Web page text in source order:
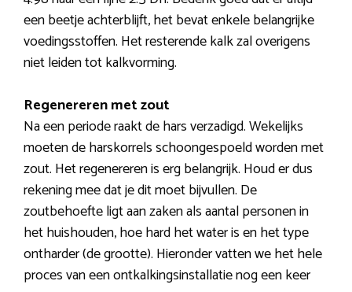
een beetje achterblijft, het bevat enkele belangrijke
voedingsstoffen. Het resterende kalk zal overigens
niet leiden tot kalkvorming.
Regenereren met zout
Na een periode raakt de hars verzadigd. Wekelijks
moeten de harskorrels schoongespoeld worden met
zout. Het regenereren is erg belangrijk. Houd er dus
rekening mee dat je dit moet bijvullen. De
zoutbehoefte ligt aan zaken als aantal personen in
het huishouden, hoe hard het water is en het type
ontharder (de grootte). Hieronder vatten we het hele
proces van een ontkalkingsinstallatie nog een keer